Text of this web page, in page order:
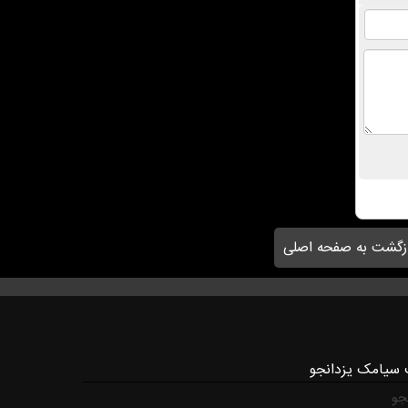
به صفحه اصلی
سیامک یزدانجو